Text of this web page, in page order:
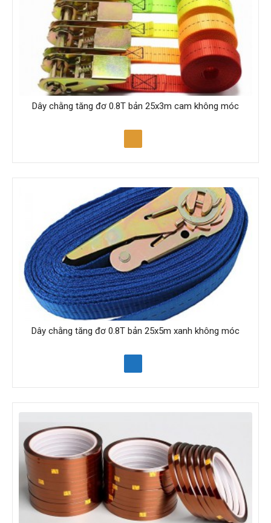
Dây chằng tăng đơ 0.8T bản 25x3m cam không móc
Dây chằng tăng đơ 0.8T bản 25x5m xanh không móc